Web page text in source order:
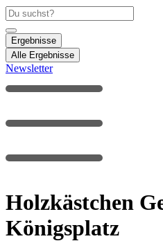
Search
...
Ergebnisse
Alle Ergebnisse
Newsletter
Holzkästchen
Königsplatz